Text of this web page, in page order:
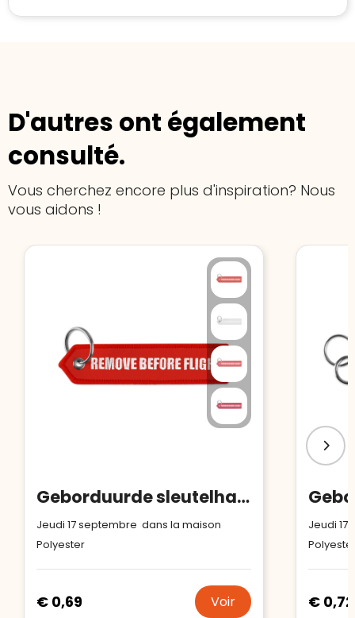
D'autres ont également
consulté.
Vous cherchez encore plus d'inspiration? Nous
vous aidons !
Geborduurde sleutelhanger met driehoekige afwerking
Jeudi 17 septembre dans la maison
Polyester
€ 0,69 Voir
Jeudi
€ 0,72